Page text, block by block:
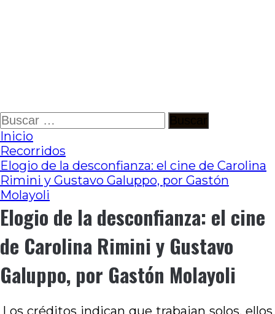
Ir
al
contenido
Buscar:
Inicio
Recorridos
Elogio de la desconfianza: el cine de Carolina
Rimini y Gustavo Galuppo, por Gastón
Molayoli
Elogio de la desconfianza: el cine
de Carolina Rimini y Gustavo
Galuppo, por Gastón Molayoli
Los créditos indican que trabajan solos, ellos